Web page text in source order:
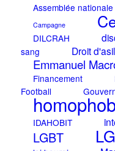
Assemblée nationale
Campagne
DILCRAH
sang
Droit
Emmanuel
Financement
Football
IDAHOBIT
LGBT